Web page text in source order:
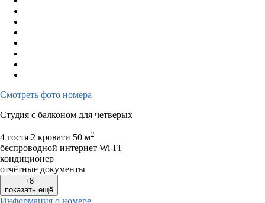
Смотреть фото номера
Студия с балконом для четверых
4 гостя 2 кровати 50 м2
беспроводной интернет Wi-Fi
кондиционер
отчётные документы
+8
показать ещё